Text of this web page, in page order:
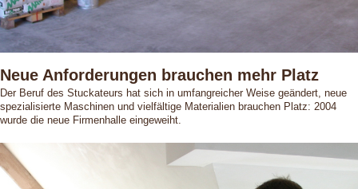
Neue Anforderungen brauchen mehr Platz
Der Beruf des Stuckateurs hat sich in umfangreicher Weise geändert, neue
spezialisierte Maschinen und vielfältige Materialien brauchen Platz: 2004
wurde die neue Firmenhalle eingeweiht.